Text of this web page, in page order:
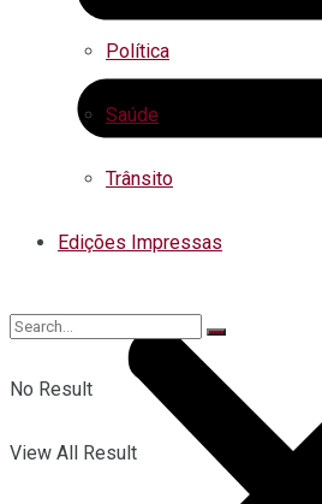
Política
Saúde
Trânsito
Edições Impressas
No Result
View All Result